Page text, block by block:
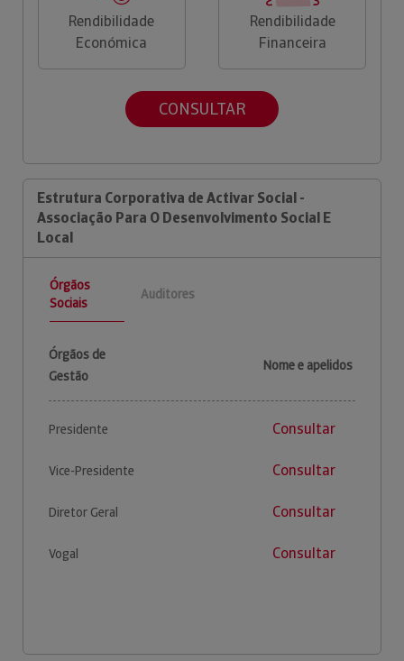
Rendibilidade
Económica
Rendibilidade
Financeira
CONSULTAR
Estrutura Corporativa de Activar Social -
Associação Para O Desenvolvimento Social E
Local
Órgãos
Sociais
Auditores
Órgãos de
Gestão
Nome e apelidos
Presidente Consultar
Vice-Presidente Consultar
Diretor Geral Consultar
Vogal Consultar